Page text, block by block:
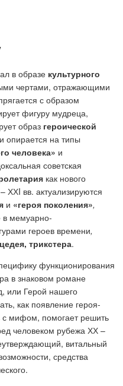
в образе культурного
чертами, отражающими
с образом
фигуру мудреца,
образ героической
опирается на типы
человека» и
советская
как нового
ХХI вв. актуализируются
и «героя поколения»,
в мемуарно-
героев времени,
трикстера.
функционирования
в знаковом романе
или Герой нашего
как появление героя-
с мифом, помогает решить
человеком рубежа ХХ –
витальный
средства